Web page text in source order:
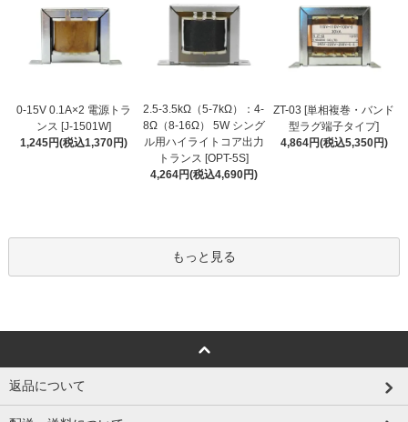
0-15V 0.1A×2 電源トラ
ンス [J-1501W]
1,245円(税込1,370円)
2.5-3.5kΩ（5-7kΩ）：4-
8Ω（8-16Ω） 5W シング
ル用ハイライトコア出力
トランス [OPT-5S]
4,264円(税込4,690円)
ZT-03 [単相複巻・バンド
型ラグ端子タイプ]
4,864円(税込5,350円)
もっと見る
返品について